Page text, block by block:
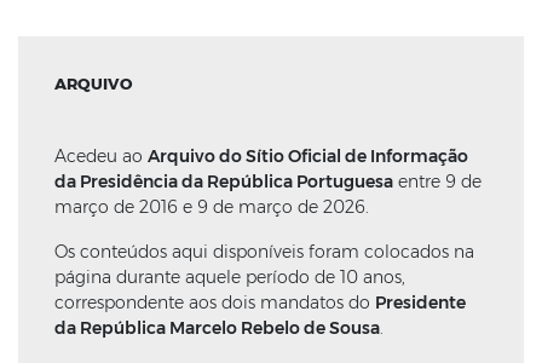
ARQUIVO
Acedeu ao Arquivo do Sítio Oficial de Informação
da Presidência da República Portuguesa entre 9 de
março de 2016 e 9 de março de 2026.
Os conteúdos aqui disponíveis foram colocados na
página durante aquele período de 10 anos,
correspondente aos dois mandatos do Presidente
da República Marcelo Rebelo de Sousa.